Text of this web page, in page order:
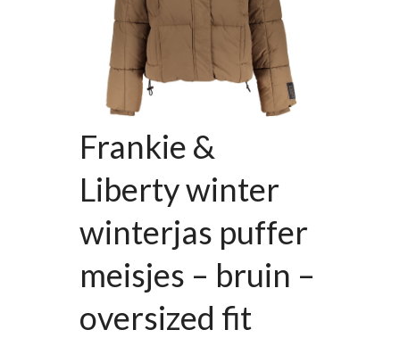
Frankie &
Liberty winter
winterjas puffer
meisjes – bruin –
oversized fit